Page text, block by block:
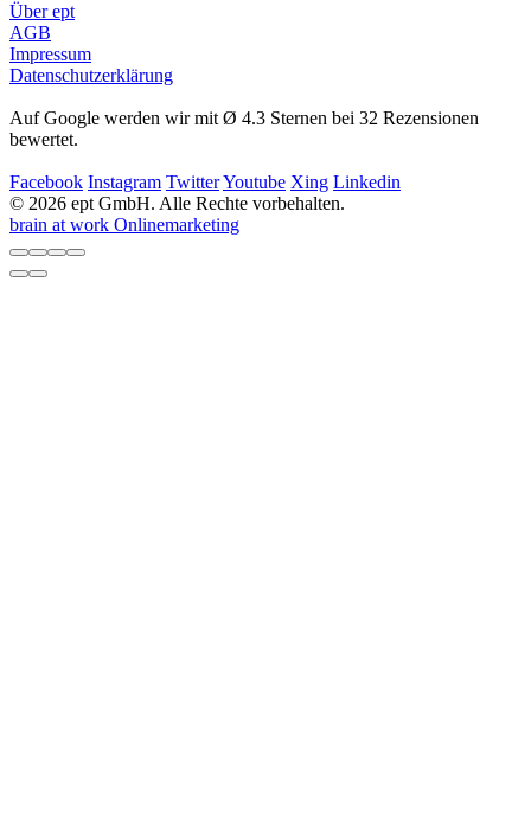
Über ept
AGB
Impressum
Datenschutzerklärung
Auf Google werden wir mit Ø 4.3 Sternen bei 32 Rezensionen
bewertet.
Facebook Instagram TwitterYoutube Xing Linkedin
© 2026 ept GmbH. Alle Rechte vorbehalten.
brain at work Onlinemarketing